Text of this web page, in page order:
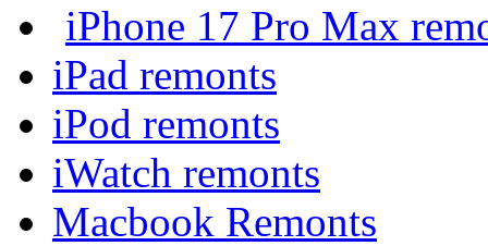
iPhone 17 Pro Max
iPad remonts
iPod remonts
iWatch remonts
Macbook Remonts